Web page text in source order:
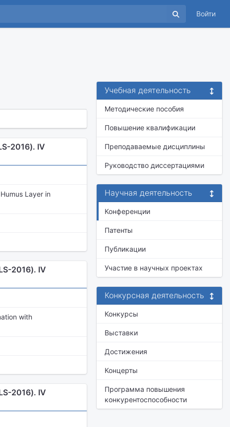
Войти
2016). IV
Layer in
2016). IV
with
2016). IV
Учебная деятельность
Методические пособия
Повышение квалификации
Преподаваемые дисциплины
Руководство диссертациями
Научная деятельность
Конференции
Патенты
Публикации
Участие в научных проектах
Конкурсная деятельность
Конкурсы
Выставки
Достижения
Концерты
Программа повышения
конкурентоспособности